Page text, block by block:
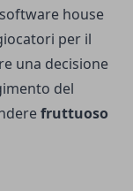
house
per il
una decisione
del
fruttuoso